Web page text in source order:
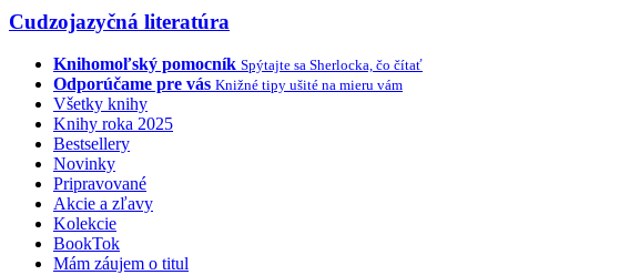
Cudzojazyčná literatúra
Knihomoľský pomocník Spýtajte sa Sherlocka, čo čítať
Odporúčame pre vás Knižné tipy ušité na mieru vám
Všetky knihy
Knihy roka 2025
Bestsellery
Novinky
Pripravované
Akcie a zľavy
Kolekcie
BookTok
Mám záujem o titul